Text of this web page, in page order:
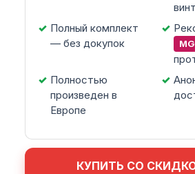
Полный комплект
— без докупок
Полностью
произведен в
Европе
КУПИТЬ СО